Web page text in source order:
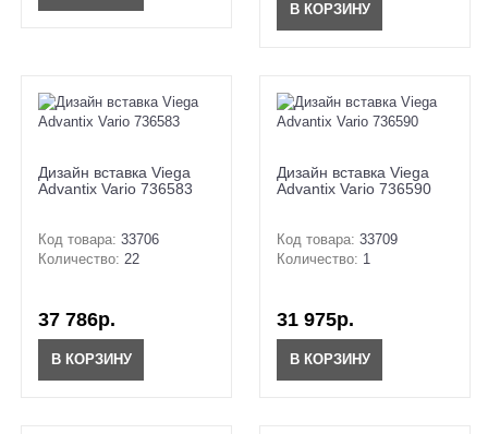
В КОРЗИНУ
Дизайн вставка Viega
Advantix Vario 736583
Код товара: 33706
Количество: 22
37 786р.
В КОРЗИНУ
Дизайн вставка Viega
Advantix Vario 736590
Код товара: 33709
Количество: 1
31 975р.
В КОРЗИНУ